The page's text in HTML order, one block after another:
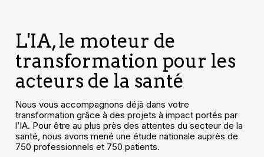
L'IA, le moteur de
transformation pour les
acteurs de la santé
Nous vous accompagnons déjà dans votre
transformation grâce à des projets à impact portés par
l’IA. Pour être au plus près des attentes du secteur de la
santé, nous avons mené une étude nationale auprès de
750 professionnels et 750 patients.